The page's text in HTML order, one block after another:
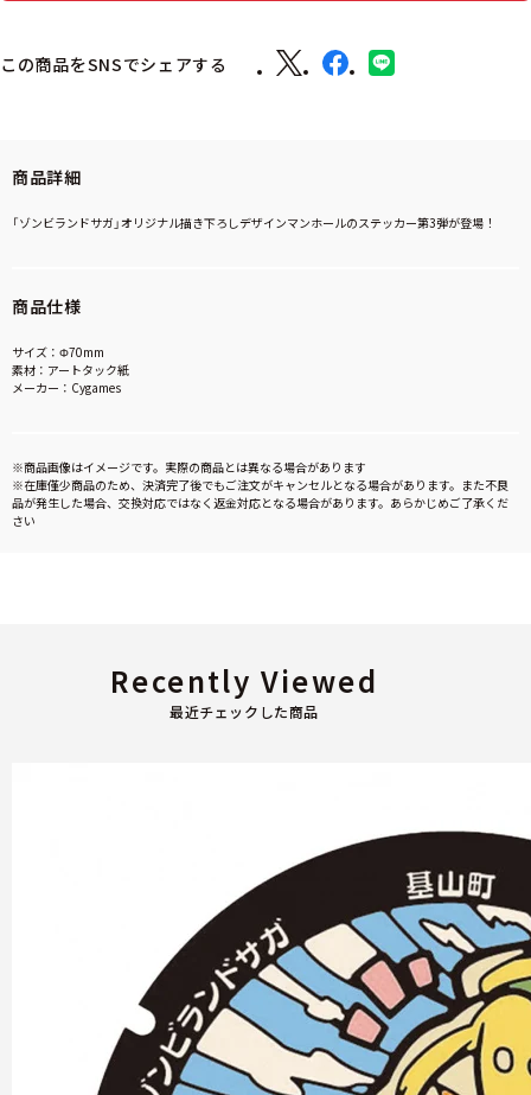
この商品をSNSでシェアする
商品詳細
「ゾンビランドサガ」オリジナル描き下ろしデザインマンホールのステッカー第3弾が登場！
商品仕様
サイズ：Φ70mm
素材：アートタック紙
メーカー：Cygames
※商品画像はイメージです。実際の商品とは異なる場合があります
※在庫僅少商品のため、決済完了後でもご注文がキャンセルとなる場合があります。また不良
品が発生した場合、交換対応ではなく返金対応となる場合があります。あらかじめご了承くだ
さい
最近チェックした商品
Recently Viewed